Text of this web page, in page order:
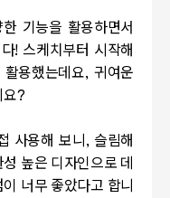
기능을 활용하면서
! 스케치부터 시작해
용했는데요, 귀여운
요?
사용해 보니, 슬림해
높은 디자인으로 데
너무 좋았다고 합니